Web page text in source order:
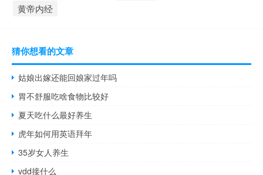
黄帝内经
猜你想看的文章
姑娘出嫁还能回娘家过年吗
胃不舒服吃啥食物比较好
夏天吃什么最好养生
虎年如何用英语拜年
35岁女人养生
vdd接什么